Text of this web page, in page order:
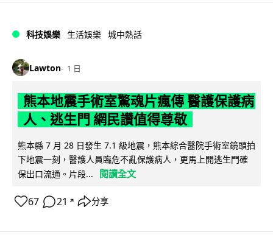
科技娛樂 生活娛樂 城中熱話
Lawton 1 日
熊本地震手術室驚魂片瘋傳 醫護保護病
人、逃生門 網民讚值得尊敬
熊本縣 7 月 28 日發生 7.1 級地震，熊本綜合醫院手術室鏡頭拍
下地震一刻，醫護人員臨危不亂保護病人，更馬上開逃生門確
保出口流通。片段...
閱讀全文
67 21 ↗ 分享